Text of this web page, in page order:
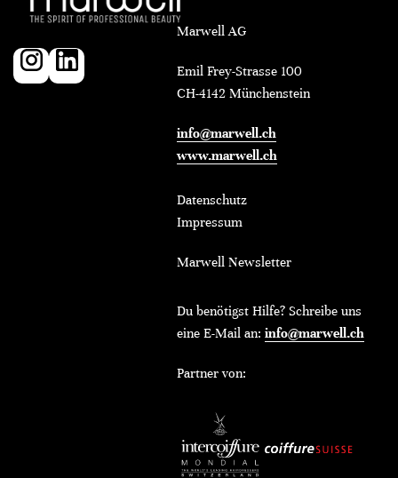
Marwell AG
Emil Frey-Strasse 100
CH-4142 Münchenstein
info@marwell.ch
www.marwell.ch
Datenschutz
Impressum
Marwell Newsletter
Du benötigst Hilfe? Schreibe uns
eine E-Mail an: info@marwell.ch
Partner von: